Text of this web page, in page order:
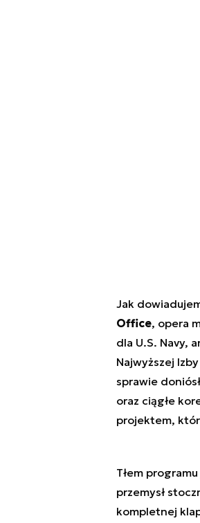
Jak
Office, opera
dla U.S. Navy,
Najwyższej
sprawie
oraz ciągłe
projektem,
Tłem
przemysł
kompletnej